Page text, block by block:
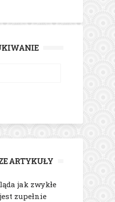
ARTYKUŁY
jak zwykłe
zupełnie